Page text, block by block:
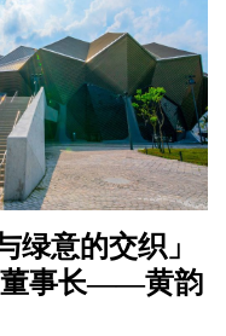
绿意的交织」
董事长——黄韵